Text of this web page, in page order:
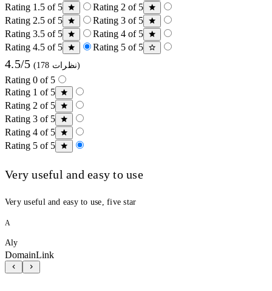
Rating 1.5 of 5
Rating 2 of 5
Rating 2.5 of 5
Rating 3 of 5
Rating 3.5 of 5
Rating 4 of 5
Rating 4.5 of 5
Rating 5 of 5
4.5/5 (178 نظرات)
Rating 0 of 5
Rating 1 of 5
Rating 2 of 5
Rating 3 of 5
Rating 4 of 5
Rating 5 of 5
Very useful and easy to use
Very useful and easy to use, five star
A
Aly
DomainLink